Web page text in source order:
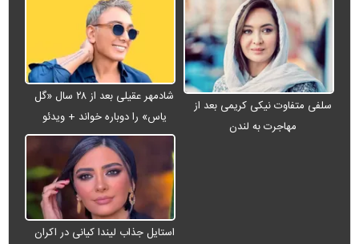
سلفی متفاوت نیکی کریمی بعد از
مهاجرت به لندن
شادمهر عقیلی بعد از ۲۸ سال «گل
یاس» را دوباره خواند + ویدئو
استایل جذاب لیندا کیانی در اکران